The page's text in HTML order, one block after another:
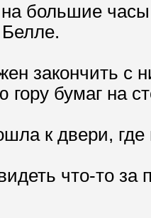
большие
закончить с
гору бумаг на
к двери, где
что-то